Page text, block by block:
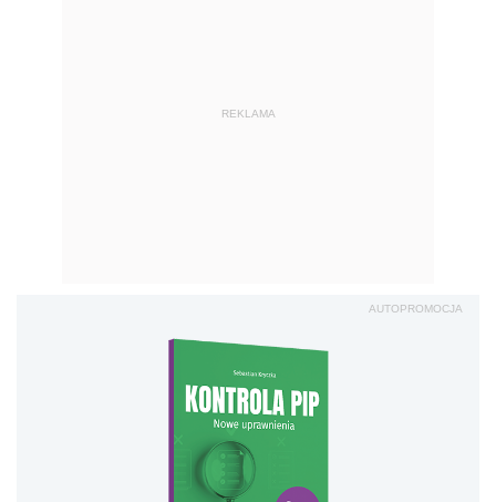
REKLAMA
AUTOPROMOCJA